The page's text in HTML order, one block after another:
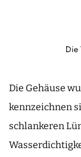
Die
Die Gehäuse
kennzeichnen
schlankeren